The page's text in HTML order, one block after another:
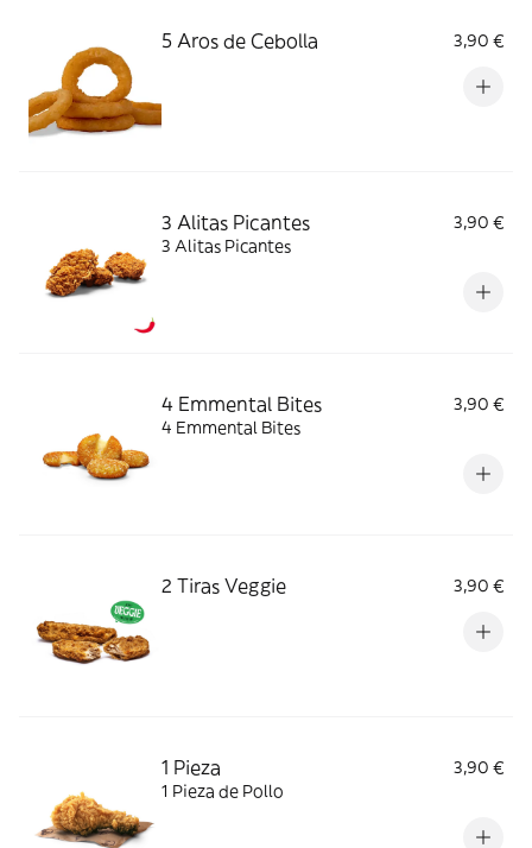
5 Aros de Cebolla 3,90 €
3 Alitas Picantes
3,90 €
3 Alitas Picantes
4 Emmental Bites
3,90 €
4 Emmental Bites
2 Tiras Veggie 3,90 €
1 Pieza
3,90 €
1 Pieza de Pollo